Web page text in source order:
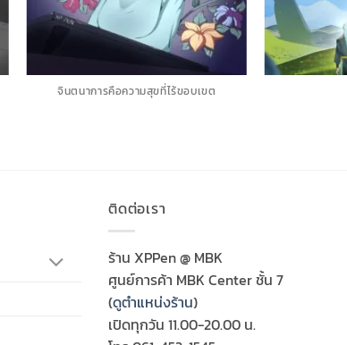
จินตนาการคือความสุขที่ไร้ขอบเขต
ติดต่อเรา
ร้าน XPPen @ MBK
ศูนย์การค้า MBK Center ชั้น 7
(ดูตำแหน่งร้าน)
เปิดทุกวัน 11.00-20.00 น.